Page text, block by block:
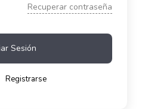
Recuperar contraseña
Sesión
Registrarse